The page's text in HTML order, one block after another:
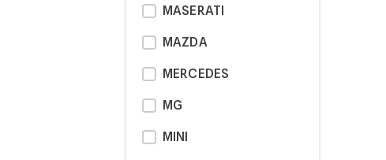
MASERATI
MAZDA
MERCEDES
MG
MINI